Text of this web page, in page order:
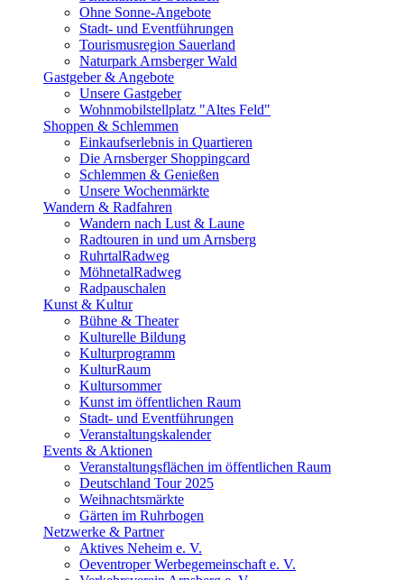
Ohne Sonne-Angebote
Stadt- und Eventführungen
Tourismusregion Sauerland
Naturpark Arnsberger Wald
Gastgeber & Angebote
Unsere Gastgeber
Wohnmobilstellplatz "Altes Feld"
Shoppen & Schlemmen
Einkaufserlebnis in Quartieren
Die Arnsberger Shoppingcard
Schlemmen & Genießen
Unsere Wochenmärkte
Wandern & Radfahren
Wandern nach Lust & Laune
Radtouren in und um Arnsberg
RuhrtalRadweg
MöhnetalRadweg
Radpauschalen
Kunst & Kultur
Bühne & Theater
Kulturelle Bildung
Kulturprogramm
KulturRaum
Kultursommer
Kunst im öffentlichen Raum
Stadt- und Eventführungen
Veranstaltungskalender
Events & Aktionen
Veranstaltungsflächen im öffentlichen Raum
Deutschland Tour 2025
Weihnachtsmärkte
Gärten im Ruhrbogen
Netzwerke & Partner
Aktives Neheim e. V.
Oeventroper Werbegemeinschaft e. V.